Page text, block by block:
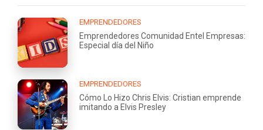
EMPRENDEDORES
Emprendedores Comunidad Entel Empresas:
Especial día del Niño
EMPRENDEDORES
Cómo Lo Hizo Chris Elvis: Cristian emprende
imitando a Elvis Presley